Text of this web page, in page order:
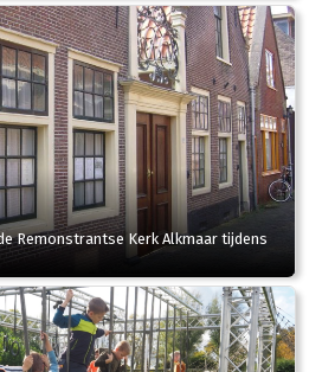
Remonstrantse Kerk Alkmaar tijdens